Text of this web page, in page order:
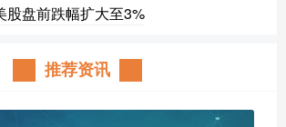
股盘前跌幅扩大至3%
推荐资讯